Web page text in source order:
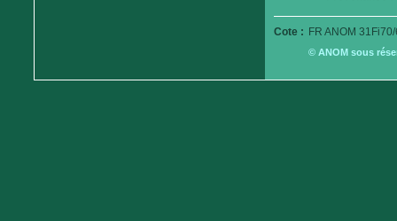
Cote : FR ANOM
© ANOM sous